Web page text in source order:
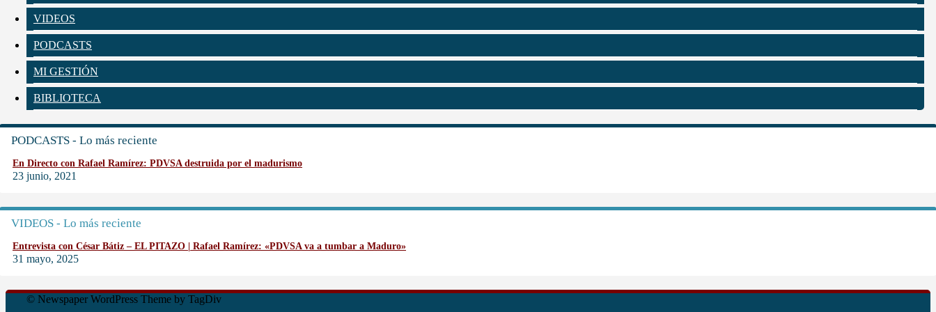
VIDEOS
PODCASTS
MI GESTIÓN
BIBLIOTECA
PODCASTS - Lo más reciente
En Directo con Rafael Ramírez: PDVSA destruida por el madurismo
23 junio, 2021
VIDEOS - Lo más reciente
Entrevista con César Bátiz – EL PITAZO | Rafael Ramírez: «PDVSA va a tumbar a Maduro»
31 mayo, 2025
© Newspaper WordPress Theme by TagDiv